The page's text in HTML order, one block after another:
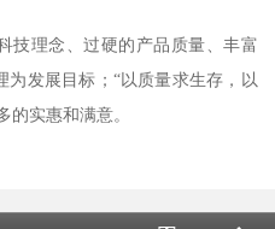
技理念、过硬的产品质量、丰富
发展目标；“以质量求生存，以
的实惠和满意。